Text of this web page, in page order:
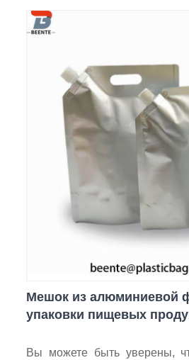
Мешок из алюминиевой
упаковки пищевых
Вы можете быть уверены,